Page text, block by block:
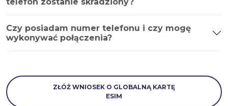
Czy posiadam numer telefonu i czy mogę
wykonywać połączenia?
ZŁÓŻ WNIOSEK O GLOBALNĄ KARTĘ
ESIM